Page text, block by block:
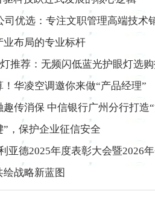
司优选：专注文职管理高端技
布局的专业标杆
推荐：无频闪低蓝光护眼灯选
华凌空调邀你来做“产品经理”
传消保 中信银行广州分行打造
，保护企业征信安全
亚德2025年度表彰大会暨2026
战略新蓝图